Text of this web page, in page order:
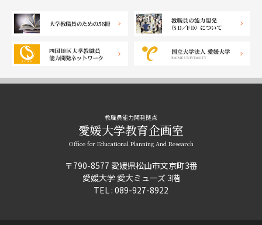
教職員能力開発拠点
愛媛大学教育企画室
Office for Educational Planning And Research
〒790-8577 愛媛県松山市文京町3番
愛媛大学 愛大ミューズ 3階
TEL : 089-927-8922